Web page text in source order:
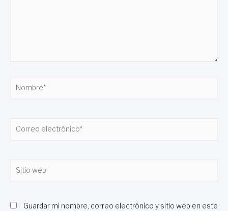
electrónico*
web
Guardar mi nombre, correo electrónico y sitio web en este